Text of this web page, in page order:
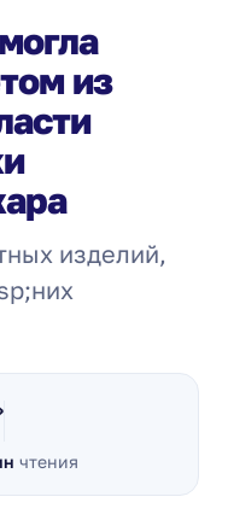
из
изделий,
чтения